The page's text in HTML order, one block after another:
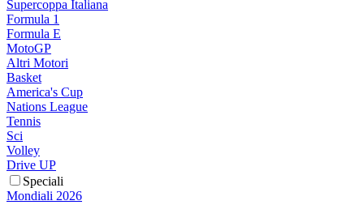
Supercoppa Italiana
Formula 1
Formula E
MotoGP
Altri Motori
Basket
America's Cup
Nations League
Tennis
Sci
Volley
Drive UP
Speciali
Mondiali 2026